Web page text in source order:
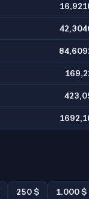
250 $ 1.000 $